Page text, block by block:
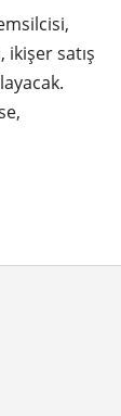
satış